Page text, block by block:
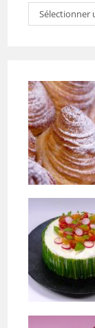
Sélectionner